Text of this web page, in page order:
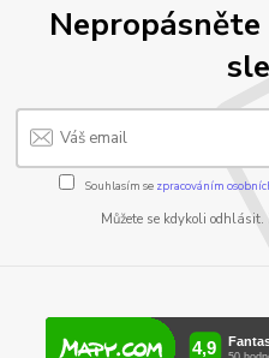
Nepropásněte
Souhlasím se zpracováním
Můžete se kdykoli